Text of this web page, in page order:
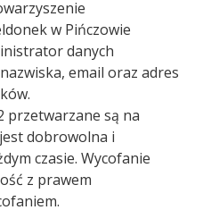
w Pińczowie
danych
email oraz adres
przetwarzane są na
dobrowolna i
czasie. Wycofanie
z prawem